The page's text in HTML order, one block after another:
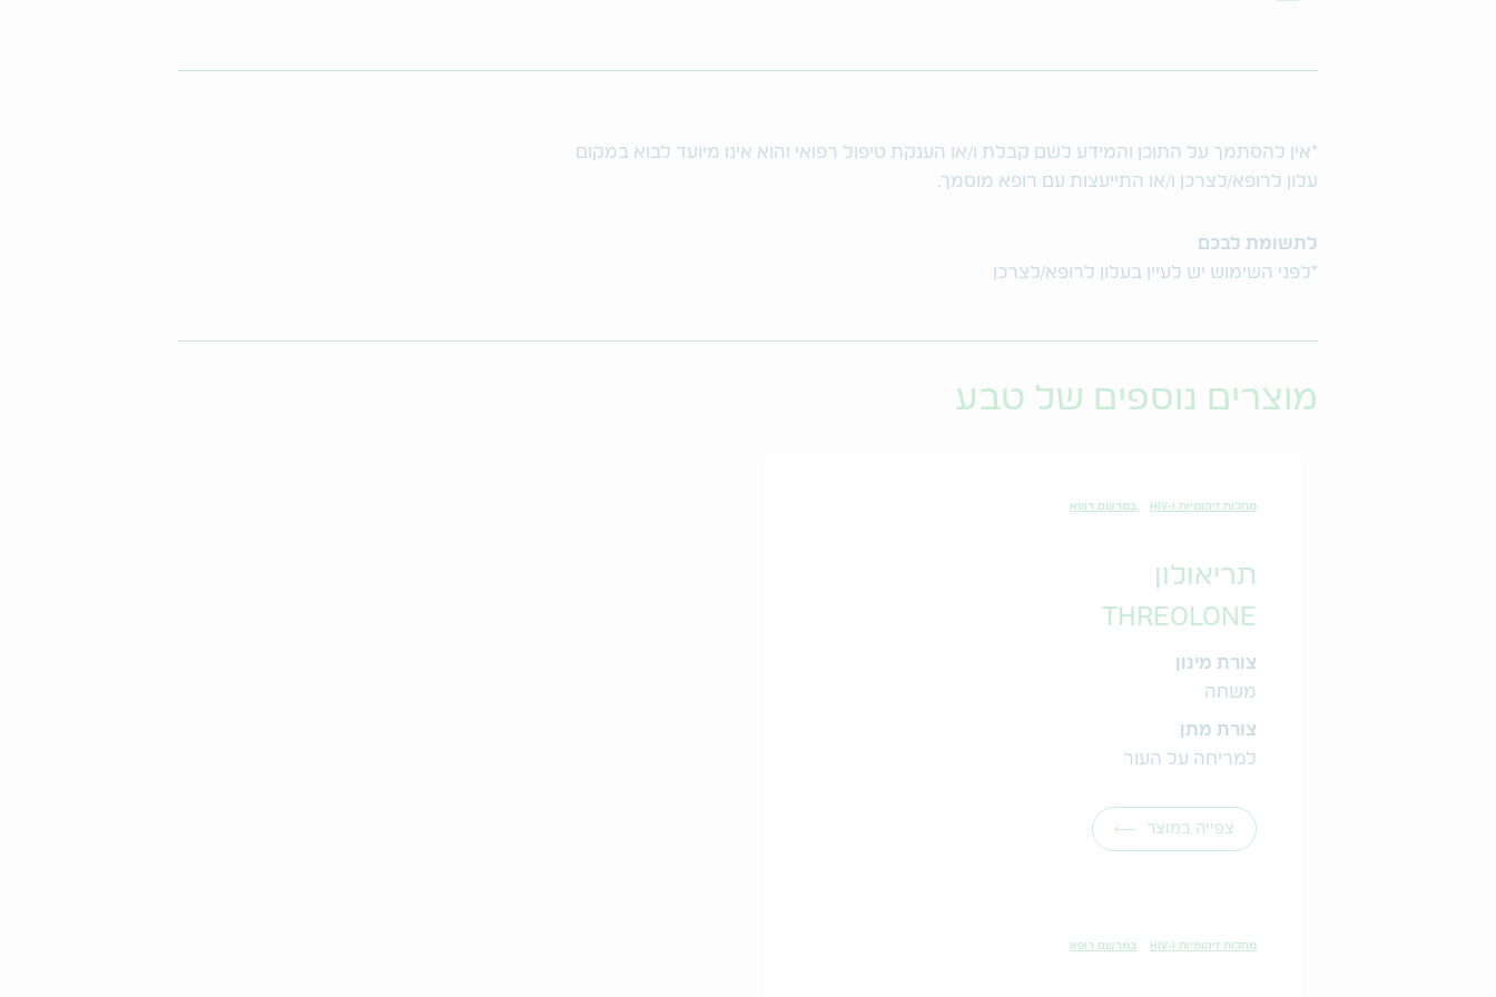
*אין להסתמך על התוכן והמידע לשם קבלת ו/או הענקת טיפול רפואי והוא אינו מיועד לבוא במקום
עלון לרופא/לצרכן ו/או התייעצות עם רופא מוסמך.
לתשומת לבכם
*לפני השימוש יש לעיין בעלון לרופא/לצרכן
מוצרים נוספים של טבע
מחלות זיהומיות ו-HIV במרשם רופא
תריאולון
THREOLONE
צורת מינון
משחה
צורת מתן
למריחה על העור
צפייה במוצר
מחלות זיהומיות ו-HIV במרשם רופא